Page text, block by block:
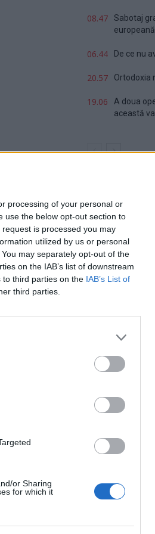
processing of your personal or
use the below opt-out section to
is processed you may
utilized by us or personal
may separately opt-out of the
on the IAB’s list of downstream
to third parties on the IAB’s List of
third parties.
or Sharing
for which it
08.47
Sabotaj
europeană
06.44 De ce nu
20.57 Ortodoxia
19.06
A doua
această
Sondaj
Ce
parlamentare
USR
PSD
AUR
PMP
Forța
PNȚMM
SENS
PACE (Peia)
Acțiunea